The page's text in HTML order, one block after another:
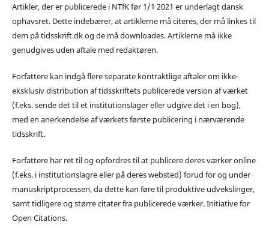
Artikler, der er publicerede i NTfK før 1/1 2021 er underlagt dansk
ophavsret. Dette indebærer, at artiklerne må citeres, der må linkes til
dem på tidsskrift.dk og de må downloades. Artiklerne må ikke
genudgives uden aftale med redaktøren.
Forfattere kan indgå flere separate kontraktlige aftaler om ikke-
eksklusiv distribution af tidsskriftets publicerede version af værket
(f.eks. sende det til et institutionslager eller udgive det i en bog),
med en anerkendelse af værkets første publicering i nærværende
tidsskrift.
Forfattere har ret til og opfordres til at publicere deres værker online
(f.eks. i institutionslagre eller på deres websted) forud for og under
manuskriptprocessen, da dette kan føre til produktive udvekslinger,
samt tidligere og større citater fra publicerede værker. Initiative for
Open Citations.